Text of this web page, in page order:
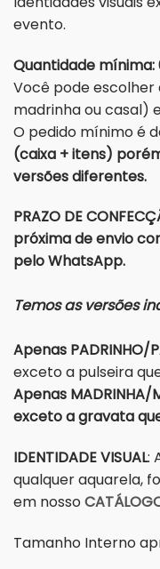
evento.
Quantidade
Você pode
madrinha ou casal)
O pedido mínimo é
(caixa + itens)
versões diferentes.
PRAZO DE
próxima de envio
pelo WhatsApp.
Temos as versões
Apenas PADRINHO/
exceto a pulseira
Apenas MADRINHA/
exceto a gravata
IDENTIDADE VISUAL:
qualquer aquarela,
em nosso
Tamanho Interno